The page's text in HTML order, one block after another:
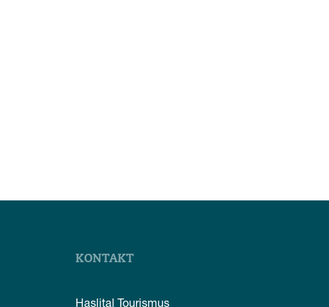
KONTAKT
Haslital Tourismus